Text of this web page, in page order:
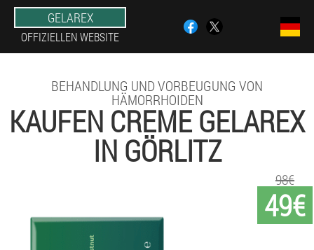
GELAREX
OFFIZIELLEN WEBSITE
BEHANDLUNG UND VORBEUGUNG VON
HÄMORRHOIDEN
KAUFEN CREME GELAREX
IN GÖRLITZ
49€
98€